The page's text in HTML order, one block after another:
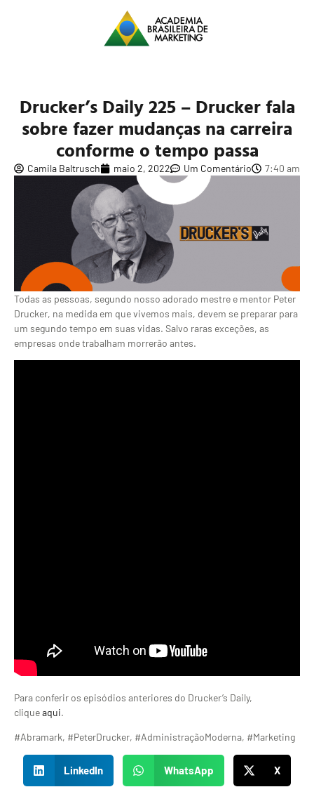
Drucker’s Daily 225 – Drucker fala
sobre fazer mudanças na carreira
conforme o tempo passa
Camila Baltrusch maio 2, 2022 Um Comentário 7:40 am
Todas as pessoas, segundo nosso adorado mestre e mentor Peter
Drucker, na medida em que vivemos mais, devem se preparar para
um segundo tempo em suas vidas. Salvo raras exceções, as
empresas onde trabalham morrerão antes.
Para conferir os episódios anteriores do Drucker’s Daily,
cliqueaqui.
#Abramark, #PeterDrucker, #AdministraçãoModerna, #Marketing
LinkedIn WhatsApp X